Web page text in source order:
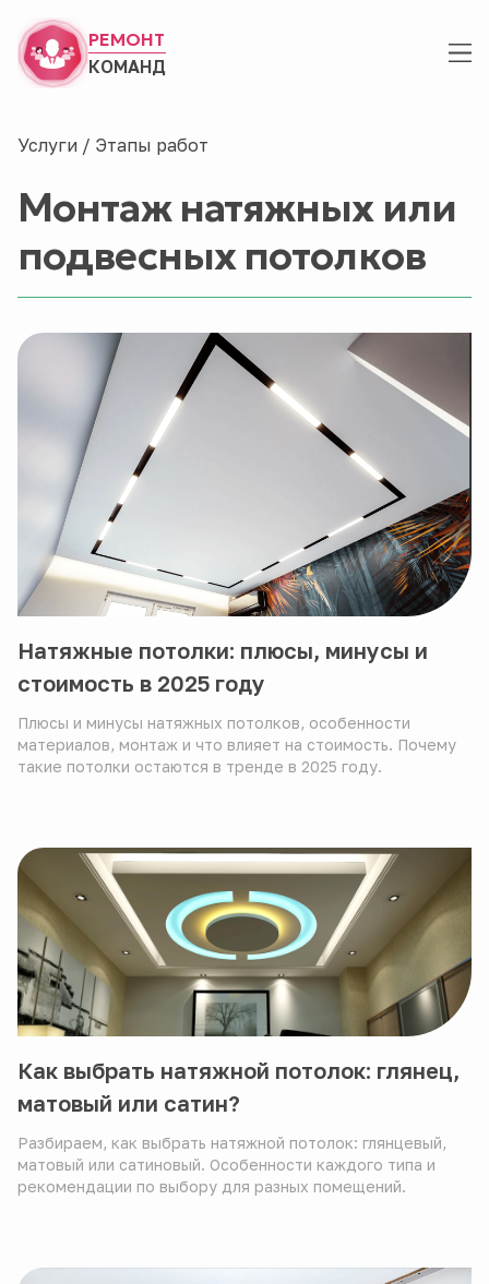
РЕМОНТ
КОМАНД
Услуги / Этапы работ
Монтаж натяжных или
подвесных потолков
Натяжные потолки: плюсы, минусы и
стоимость в 2025 году
Плюсы и минусы натяжных потолков, особенности
материалов, монтаж и что влияет на стоимость. Почему
такие потолки остаются в тренде в 2025 году.
Как выбрать натяжной потолок: глянец,
матовый или сатин?
Разбираем, как выбрать натяжной потолок: глянцевый,
матовый или сатиновый. Особенности каждого типа и
рекомендации по выбору для разных помещений.